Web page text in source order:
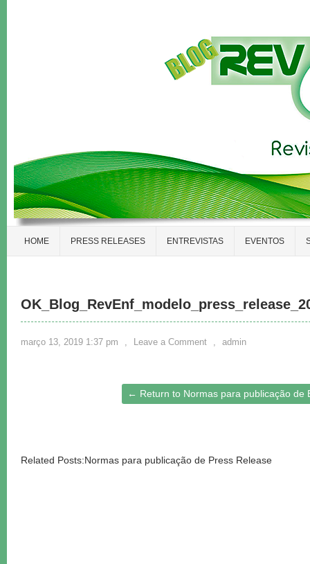
HOME PRESS RELEASES ENTREVISTAS EVENTOS
março 13, 2019 1:37 pm , Leave a Comment , admin
← Return to Normas para publicação de
Related Posts:Normas para publicação de Press Release